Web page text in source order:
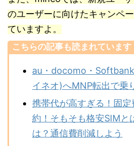
のユーザーに向けたキャンペ
ていますよ。
こちらの記事も読まれています
au・docomo・
イネオ)へMNP転出で乗
携帯代が高すぎる！固
約！そもそも格安SIMと
は？通信費削減しよう